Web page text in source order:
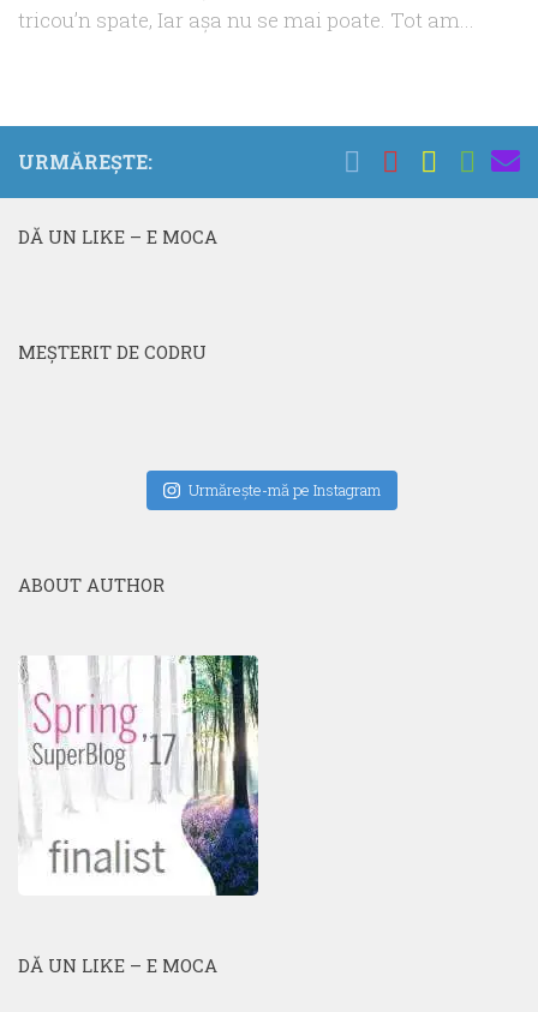
tricou’n spate, Iar aşa nu se mai poate. Tot am...
URMĂREȘTE:
DĂ UN LIKE – E MOCA
MEŞTERIT DE CODRU
Urmăreşte-mă pe Instagram
ABOUT AUTHOR
DĂ UN LIKE – E MOCA